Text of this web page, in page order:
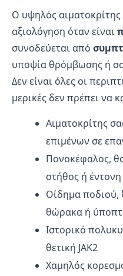
Ο υψηλός αιματοκρίτης
αξιολόγηση όταν είναι
συνοδεύεται από
υποψία θρόμβωσης ή
Δεν είναι όλες οι
μερικές δεν πρέπει να
Αιματοκρίτης
επιμένων σε
Πονοκέφαλος,
στήθος ή
Οίδημα ποδιού,
θώρακα ή
Ιστορικό
θετική JAK2
Χαμηλός